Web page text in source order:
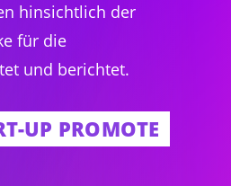
hinsichtlich der
für die
und berichtet.
UP PROMOTE